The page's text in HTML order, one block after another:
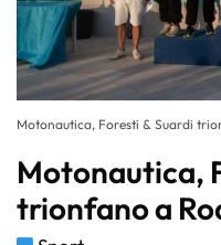
Motonautica, Foresti & Suardi
Motonautica,
trionfano a